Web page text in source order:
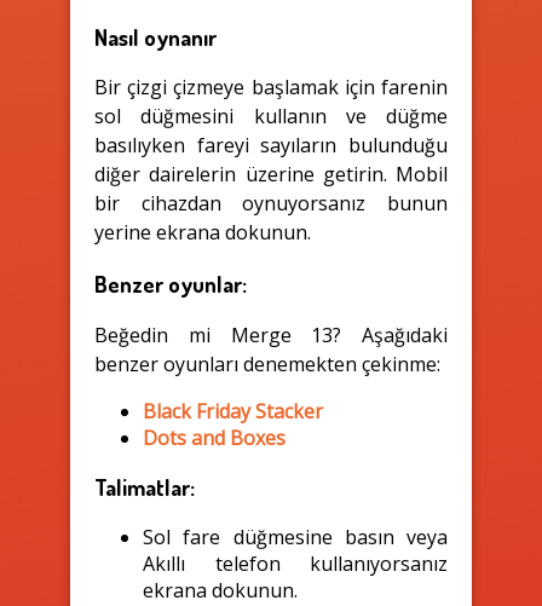
Nasıl oynanır
Bir çizgi çizmeye başlamak için farenin
sol düğmesini kullanın ve düğme
basılıyken fareyi sayıların bulunduğu
diğer dairelerin üzerine getirin. Mobil
bir cihazdan oynuyorsanız bunun
yerine ekrana dokunun.
Benzer oyunlar:
Beğedin mi Merge 13? Aşağıdaki
benzer oyunları denemekten çekinme:
Black Friday Stacker
Dots and Boxes
Talimatlar:
Sol fare düğmesine basın veya
Akıllı telefon kullanıyorsanız
ekrana dokunun.